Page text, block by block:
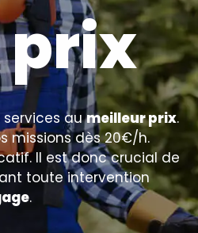
aumeilleur prix.
missions dès 20€/h.
Il est donc crucial de
toute intervention
.